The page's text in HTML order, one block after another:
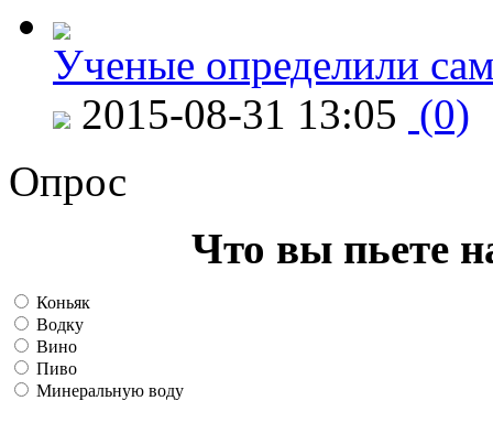
Ученые определили
2015-08-31 13:05 (0)
Опрос
Что вы пьете
Коньяк
Водку
Вино
Пиво
Минеральную воду